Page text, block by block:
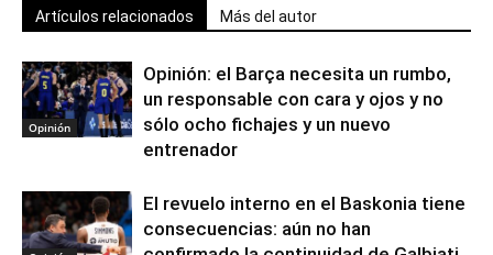
Artículos relacionados Más del autor
Opinión
Opinión: el Barça necesita un rumbo,
un responsable con cara y ojos y no
sólo ocho fichajes y un nuevo
entrenador
El revuelo interno en el Baskonia tiene
consecuencias: aún no han